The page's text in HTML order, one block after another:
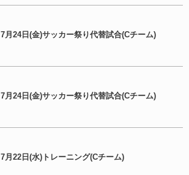
7月24日(金)サッカー祭り代替試合(Cチーム)
7月24日(金)サッカー祭り代替試合(Cチーム)
7月22日(水)トレーニング(Cチーム)